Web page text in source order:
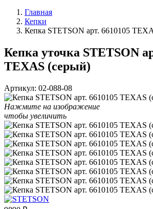
Главная
Кепки
Кепка STETSON арт. 6610105
Кепка уточка STETSON
TEXAS (серый)
Артикул: 02-088-08
Нажмите на изображение
чтобы увеличить